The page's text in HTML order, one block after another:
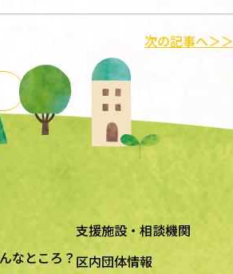
次の記事へ＞＞
なところ？
支援施設・相談機関
区内団体情報